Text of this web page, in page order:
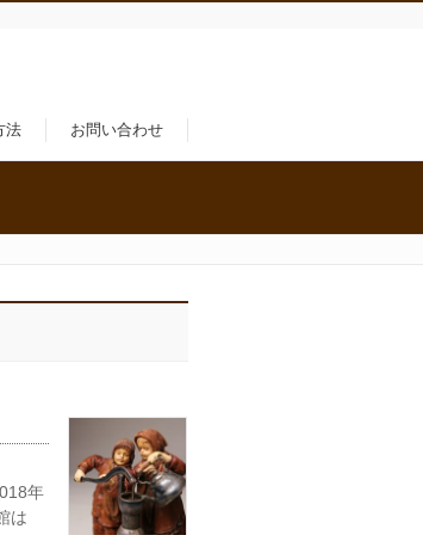
法 お問い合わせ
年
は